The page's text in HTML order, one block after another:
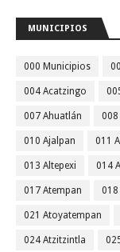
MUNICIPIOS
000 Municipios
004 Acatzingo
007 Ahuatlán 008
010 Ajalpan 011
013 Altepexi 014
017 Atempan 018
021 Atoyatempan
024 Atzitzintla